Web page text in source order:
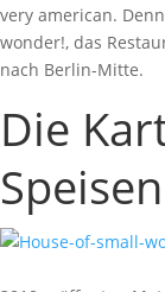
very american.
wonder!, das
nach Berlin-Mitte.
Die
Speisen